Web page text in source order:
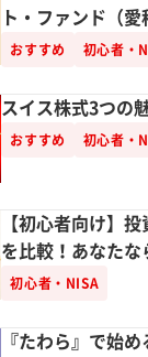
ト・ファンド（愛
おすすめ 初心者・
スイス株式3つの
おすすめ 初心者・
【初心者向け】
を比較！あなたな
初心者・NISA
『たわら』で始